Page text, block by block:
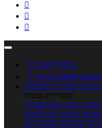



 כניסה לחשבון

מנוי FoodsDictionary
קטגוריות מתכונים
קטגוריות נפוצות
מתכוני עוגות אוכל צמחוני
פסטה מתכוני עוף מתכוני
מתכונים לסוכרתיים